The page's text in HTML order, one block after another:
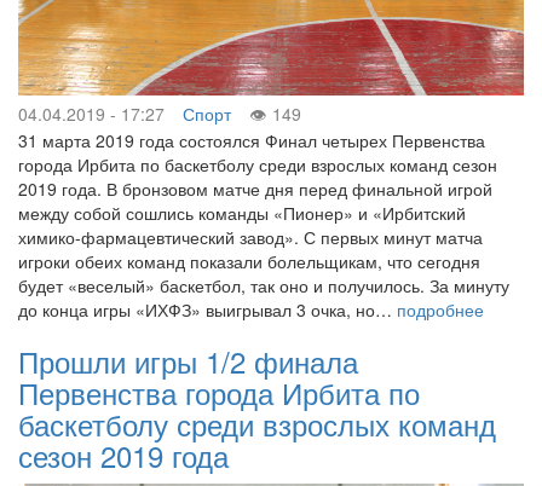
04.04.2019 - 17:27 Спорт
149
31 марта 2019 года состоялся Финал четырех Первенства
города Ирбита по баскетболу среди взрослых команд сезон
2019 года. В бронзовом матче дня перед финальной игрой
между собой сошлись команды «Пионер» и «Ирбитский
химико-фармацевтический завод». С первых минут матча
игроки обеих команд показали болельщикам, что сегодня
будет «веселый» баскетбол, так оно и получилось. За минуту
до конца игры «ИХФЗ» выигрывал 3 очка, но… подробнее
Прошли игры 1/2 финала
Первенства города Ирбита по
баскетболу среди взрослых команд
сезон 2019 года